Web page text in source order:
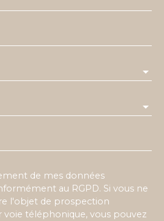
de mes données
au RGPD. Si vous ne
l'objet de prospection
téléphonique, vous pouvez